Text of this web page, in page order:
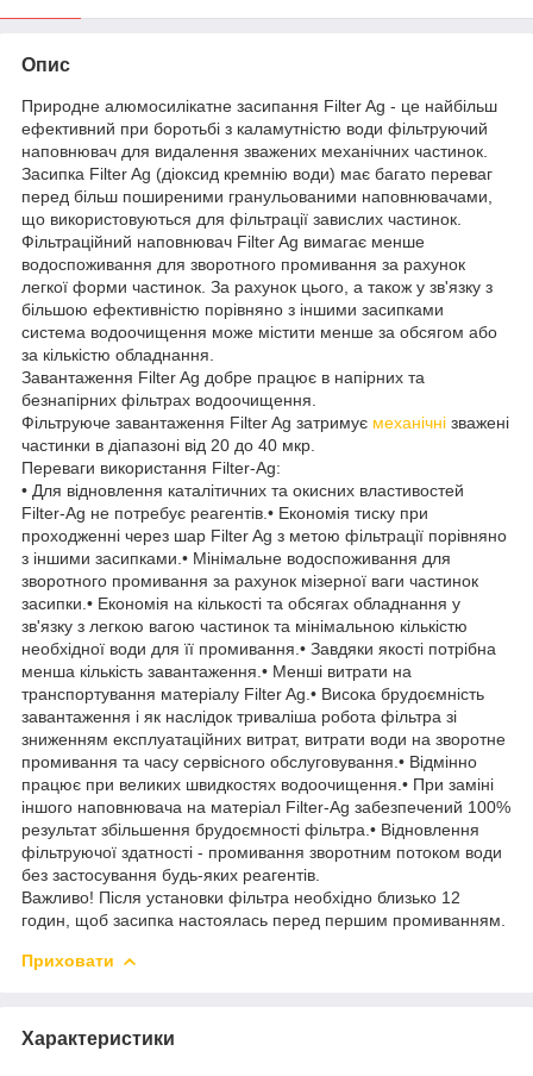
Опис
Природне алюмосилікатне засипання Filter Ag - це найбільш
ефективний при боротьбі з каламутністю води фільтруючий
наповнювач для видалення зважених механічних частинок.
Засипка Filter Ag (діоксид кремнію води) має багато переваг
перед більш поширеними гранульованими наповнювачами,
що використовуються для фільтрації завислих частинок.
Фільтраційний наповнювач Filter Ag вимагає менше
водоспоживання для зворотного промивання за рахунок
легкої форми частинок. За рахунок цього, а також у зв'язку з
більшою ефективністю порівняно з іншими засипками
система водоочищення може містити менше за обсягом або
за кількістю обладнання.
Завантаження Filter Ag добре працює в напірних та
безнапірних фільтрах водоочищення.
Фільтруюче завантаження Filter Ag затримує механічні зважені
частинки в діапазоні від 20 до 40 мкр.
Переваги використання Filter-Ag:
• Для відновлення каталітичних та окисних властивостей
Filter-Ag не потребує реагентів.• Економія тиску при
проходженні через шар Filter Ag з метою фільтрації порівняно
з іншими засипками.• Мінімальне водоспоживання для
зворотного промивання за рахунок мізерної ваги частинок
засипки.• Економія на кількості та обсягах обладнання у
зв'язку з легкою вагою частинок та мінімальною кількістю
необхідної води для її промивання.• Завдяки якості потрібна
менша кількість завантаження.• Менші витрати на
транспортування матеріалу Filter Ag.• Висока брудоємність
завантаження і як наслідок триваліша робота фільтра зі
зниженням експлуатаційних витрат, витрати води на зворотне
промивання та часу сервісного обслуговування.• Відмінно
працює при великих швидкостях водоочищення.• При заміні
іншого наповнювача на матеріал Filter-Ag забезпечений 100%
результат збільшення брудоємності фільтра.• Відновлення
фільтруючої здатності - промивання зворотним потоком води
без застосування будь-яких реагентів.
Важливо! Після установки фільтра необхідно близько 12
годин, щоб засипка настоялась перед першим промиванням.
Приховати
Характеристики